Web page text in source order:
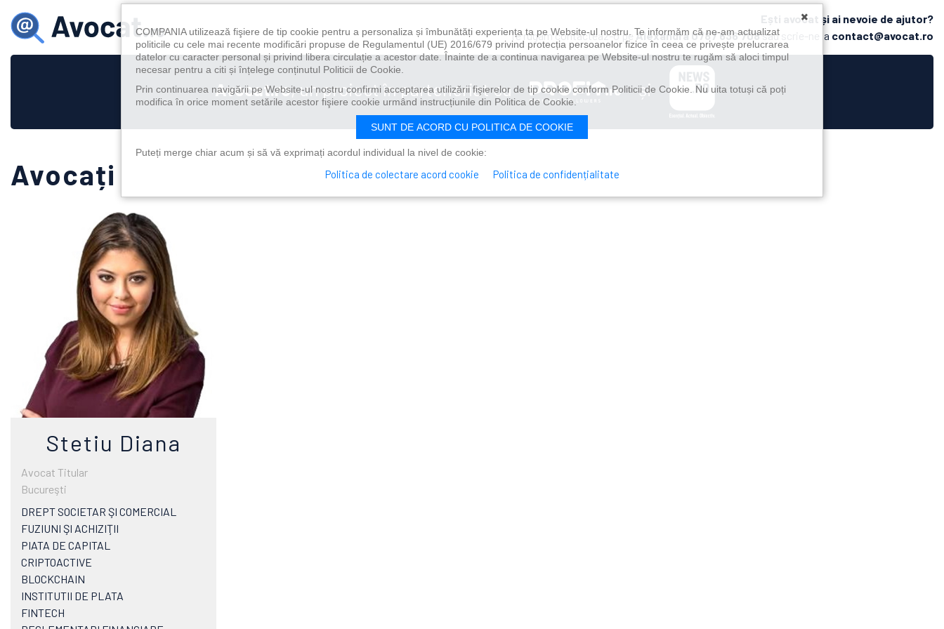
Ești avocat și ai nevoie de ajutor?
Te rugăm contacteaz-o pe Alexandra 0787 636 708sau scrie-ne la contact@avocat.ro
Avocat.ro, un proiect în parteneriat cu și
Avocați
Stetiu Diana
Avocat Titular
Bucureşti
DREPT SOCIETAR ŞI COMERCIAL
FUZIUNI ŞI ACHIZIŢII
PIATA DE CAPITAL
CRIPTOACTIVE
BLOCKCHAIN
INSTITUTII DE PLATA
FINTECH
×
COMPANIA utilizează fişiere de tip cookie pentru a personaliza și îmbunătăți experiența ta pe Website-ul nostru. Te informăm că ne-am actualizat
politicile cu cele mai recente modificări propuse de Regulamentul (UE) 2016/679 privind protecția persoanelor fizice în ceea ce privește prelucrarea
datelor cu caracter personal și privind libera circulație a acestor date. Înainte de a continua navigarea pe Website-ul nostru te rugăm să aloci timpul
necesar pentru a citi și înțelege conținutul Politicii de Cookie.
Prin continuarea navigării pe Website-ul nostru confirmi acceptarea utilizării fişierelor de tip cookie conform Politicii de Cookie. Nu uita totuși că poți
modifica în orice moment setările acestor fişiere cookie urmând instrucțiunile din Politica de Cookie.
SUNT DE ACORD CU POLITICA DE COOKIE
Puteți merge chiar acum și să vă exprimați acordul individual la nivel de cookie:
Politica de colectare acord cookie Politica de confidențialitate